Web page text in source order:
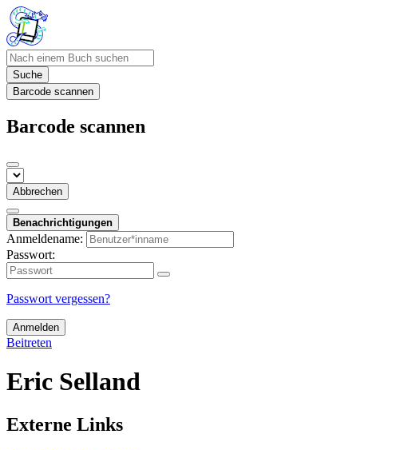
Suche
Barcode scannen
Barcode scannen
Abbrechen
Benachrichtigungen
Anmeldename:
Passwort:
Passwort vergessen?
Anmelden
Beitreten
Eric Selland
Externe Links